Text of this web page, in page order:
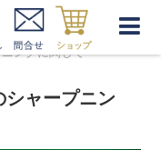
ングに関して
シャープニン